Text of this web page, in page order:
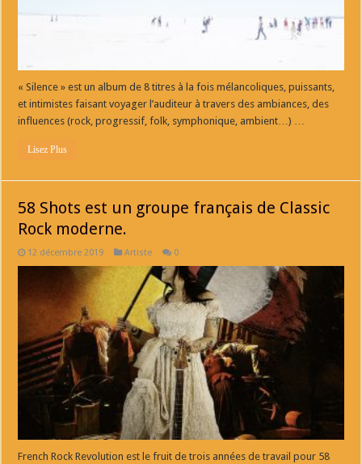
« Silence » est un album de 8 titres à la fois mélancoliques, puissants,
et intimistes faisant voyager l’auditeur à travers des ambiances, des
influences (rock, progressif, folk, symphonique, ambient…) …
Lisez Plus
58 Shots est un groupe français de Classic
Rock moderne.
12 décembre 2019 Artiste 0
French Rock Revolution est le fruit de trois années de travail pour 58